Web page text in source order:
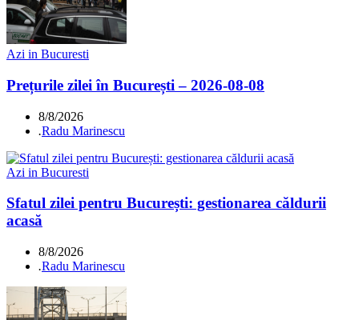
Azi in Bucuresti
Prețurile zilei în București – 2026-08-08
8/8/2026
.Radu Marinescu
Azi in Bucuresti
Sfatul zilei pentru București: gestionarea căldurii
acasă
8/8/2026
.Radu Marinescu